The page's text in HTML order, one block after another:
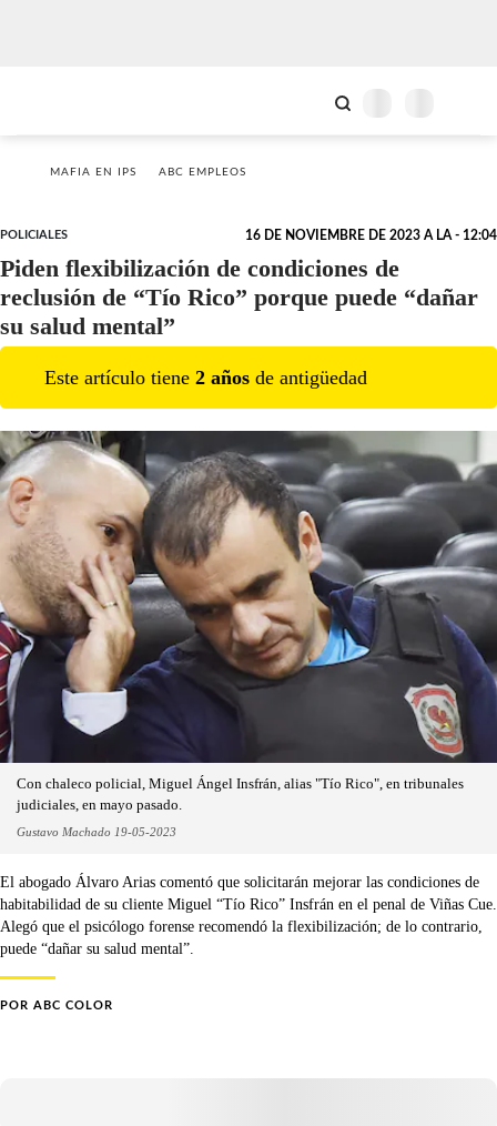
MAFIA EN IPS ABC EMPLEOS
POLICIALES 16 DE NOVIEMBRE DE 2023 A LA - 12:04
Piden flexibilización de condiciones de
reclusión de “Tío Rico” porque puede “dañar
su salud mental”
Este artículo tiene 2 años de antigüedad
Con chaleco policial, Miguel Ángel Insfrán, alias "Tío Rico", en tribunales
judiciales, en mayo pasado.
Gustavo Machado 19-05-2023
El abogado Álvaro Arias comentó que solicitarán mejorar las condiciones de
habitabilidad de su cliente Miguel “Tío Rico” Insfrán en el penal de Viñas Cue.
Alegó que el psicólogo forense recomendó la flexibilización; de lo contrario,
puede “dañar su salud mental”.
POR ABC COLOR